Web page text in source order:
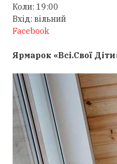
Коли: 19:00
Вхід: вільний
Facebook
Ярмарок «Всі.Свої